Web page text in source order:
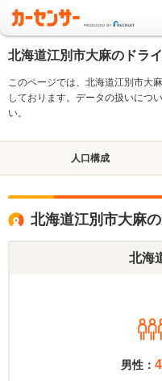
北海道江別市大麻のドラ
このページでは、北海道江別市大
しております。データの扱いにつ
い。
人口構成
北海道江別市大麻
北海
男性：